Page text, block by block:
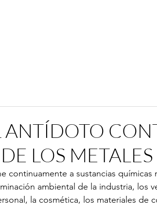
ANTÍDOTO
LOS METALES
continuamente a sustancias químicas
ambiental de la industria, los
la cosmética, los materiales de